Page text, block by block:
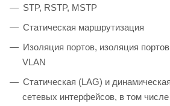
STP, RSTP, MSTP
Статическая маршрутизация
Изоляция портов, изоляция
VLAN
Статическая (LAG) и
сетевых интерфейсов, в том